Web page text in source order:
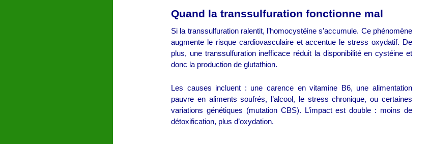
Quand la transsulfuration fonctionne mal
Si la transsulfuration ralentit, l’homocystéine s’accumule. Ce phénomène
augmente le risque cardiovasculaire et accentue le stress oxydatif. De
plus, une transsulfuration inefficace réduit la disponibilité en cystéine et
donc la production de glutathion.
Les causes incluent : une carence en vitamine B6, une alimentation
pauvre en aliments soufrés, l’alcool, le stress chronique, ou certaines
variations génétiques (mutation CBS). L’impact est double : moins de
détoxification, plus d’oxydation.